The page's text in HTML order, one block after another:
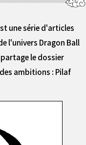
ES
une série d'articles
l'univers Dragon Ball
le dossier
ambitions : Pilaf